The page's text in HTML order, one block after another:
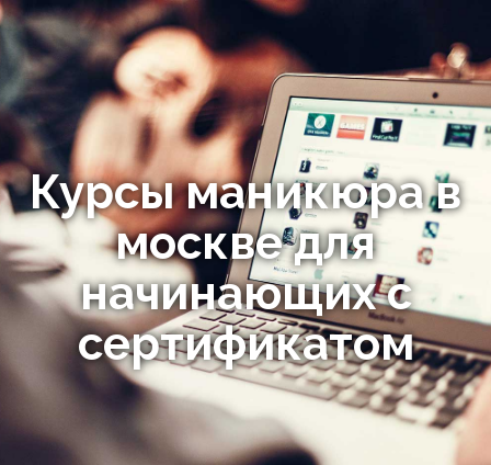
Курсы маникюра в
москве для
начинающих с
сертификатом